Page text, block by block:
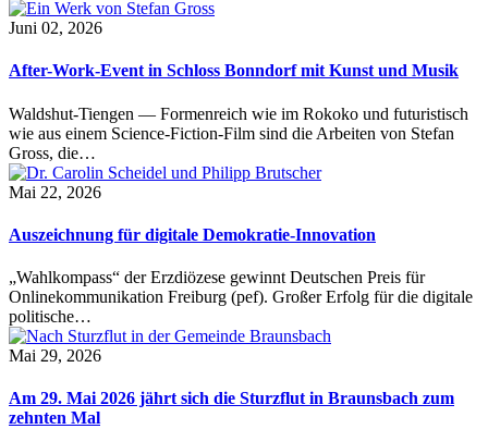
Juni 02, 2026
After-Work-Event in Schloss Bonndorf mit Kunst und Musik
Waldshut-Tiengen — Formenreich wie im Rokoko und futuristisch
wie aus einem Science-Fiction-Film sind die Arbeiten von Stefan
Gross, die…
Mai 22, 2026
Auszeichnung für digitale Demokratie-Innovation
„Wahlkompass“ der Erzdiözese gewinnt Deutschen Preis für
Onlinekommunikation Freiburg (pef). Großer Erfolg für die digitale
politische…
Mai 29, 2026
Am 29. Mai 2026 jährt sich die Sturzflut in Braunsbach zum
zehnten Mal